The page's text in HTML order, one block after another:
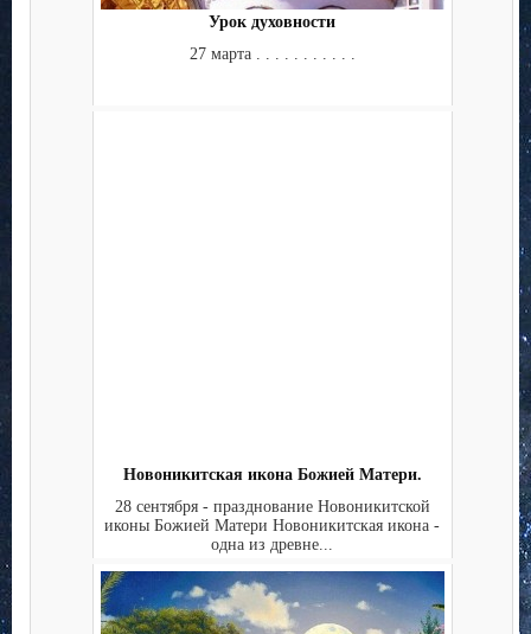
Урок духовности
27 марта . . . . . . . . . . .
Новоникитская икона Божией Матери.
28 сентября - празднование Новоникитской
иконы Божией Матери Новоникитская икона -
одна из древне...